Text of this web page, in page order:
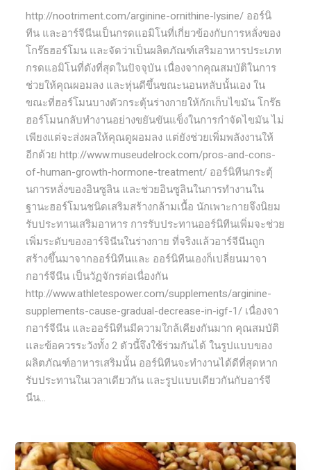
http://nootriment.com/arginine-ornithine-lysine/ ออร์นิ
ทีน และอาร์จีนีนเป็นกรดแอมิโนที่เกี่ยวข้องกับการหลั่งของ
โกร๊ธฮอร์โมน และจัดว่าเป็นผลิตภัณฑ์เสริมอาหารประเภท
กรดแอมิโนที่ดังที่สุดในปัจจุบัน เนื่องจากคุณสมบัติในการ
ช่วยให้คุณผอมลง และหุ่นดีขึ้นขณะนอนหลับนั้นเอง ใน
ขณะที่ฮอร์โมนบางตัวกระตุ้นร่างกายให้กักเก็บไขมัน โกร๊ธ
ฮอร์โมนกลับทำงานอย่างขยันขันแข็งในการกำจัดไขมัน ไม่
เพียงแต่จะส่งผลให้คุณดูผอมลง แต่ยังช่วยเพิ่มพลังงานให้
อีกด้วย http://www.museudelrock.com/pros-and-cons-
of-human-growth-hormone-treatment/ ออร์นิทีนกระตุ้
นการหลั่งของอินซูลิน และช่วยอินซูลินในการทำงานใน
ฐานะฮอร์โมนชนิดเสริมสร้างกล้ามเนื้อ นักเพาะกายจึงนิยม
รับประทานเสริมอาหาร การรับประทานออร์นิทีนเพิ่มจะช่วย
เพิ่มระดับของอาร์จินีนในร่างกาย ที่จริงแล้วอาร์จีนีนถูก
สร้างขึ้นมาจากออร์นิทีนและ ออร์นิทีนเองก็เปลี่ยนมาจา
กอาร์จีนีน เป็นวัฏจักรต่อเนื่องกัน
http://www.athletespower.com/supplements/arginine-
supplements-cause-gradual-decrease-in-igf-1/ เนื่องจา
กอาร์จีนีน และออร์นิทีนมีความใกล้เคียงกันมาก คุณสมบัติ
และข้อควรระวังทั้ง 2 ตัวนี้จึงใช้ร่วมกันได้ ในรูปแบบของ
ผลิตภัณฑ์อาหารเสริมนั้น ออร์นิทีนจะทำงานได้ดีที่สุดหาก
รับประทานในเวลาเดียวกัน และรูปแบบเดียวกันกับอาร์จี
นีน...